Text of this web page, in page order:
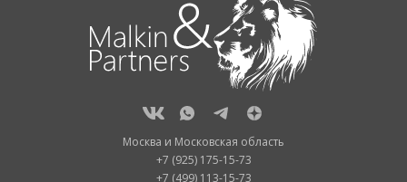
Москва и Московская область
+7 (925) 175-15-73
+7 (499) 113-15-73